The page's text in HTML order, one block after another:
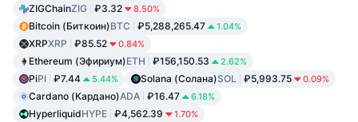
ZIGChainZIG ₽3.32 8.50%
Bitcoin (Биткоин)BTC ₽5,288,265.47 1.04%
XRPXRP ₽85.52 0.84%
Ethereum (Эфириум)ETH ₽156,150.53 2.62%
PiPI ₽7.44 5.44% Solana (Солана)SOL ₽5,993.75 0.09%
Cardano (Кардано)ADA ₽16.47 6.18%
HyperliquidHYPE ₽4,562.39 1.70%